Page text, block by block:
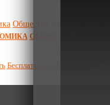
Общество
ОБЩЕСТВО
Бесплатные объявления